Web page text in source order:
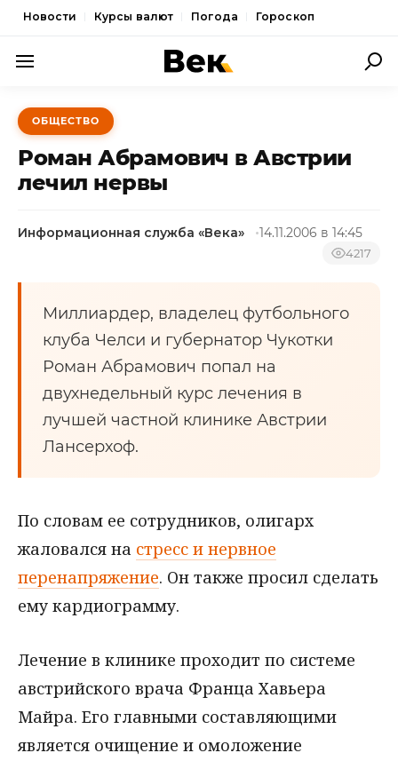
Новости Курсы валют Погода Гороскоп
ПОЛИТИКА
ЭКОНОМИКА
ОБЩЕСТВО
КУЛЬТУРА
НОВОСТИ
ОБЩЕСТВО
Роман Абрамович в Австрии
лечил нервы
Информационная служба «Века» 14.11.2006 в 14:45
4217
Миллиардер, владелец футбольного
клуба Челси и губернатор Чукотки
Роман Абрамович попал на
двухнедельный курс лечения в
лучшей частной клинике Австрии
Лансерхоф.
По словам ее сотрудников, олигарх
жаловался на стресс и нервное
перенапряжение. Он также просил сделать
ему кардиограмму.
Лечение в клинике проходит по системе
австрийского врача Франца Хавьера
Майра. Его главными составляющими
является очищение и омоложение